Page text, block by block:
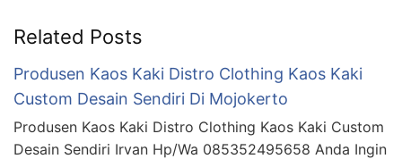
Related Posts
Produsen Kaos Kaki Distro Clothing Kaos Kaki
Custom Desain Sendiri Di Mojokerto
Produsen Kaos Kaki Distro Clothing Kaos Kaki Custom
Desain Sendiri Irvan Hp/Wa 085352495658 Anda Ingin